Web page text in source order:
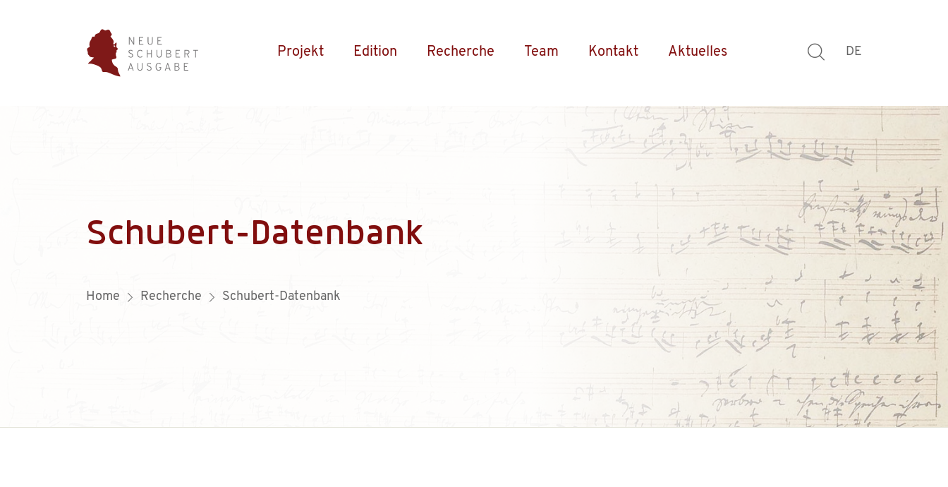
Projekt Edition Recherche Team Kontakt Aktuelles DE
Schubert-Datenbank
Home Recherche Schubert-Datenbank